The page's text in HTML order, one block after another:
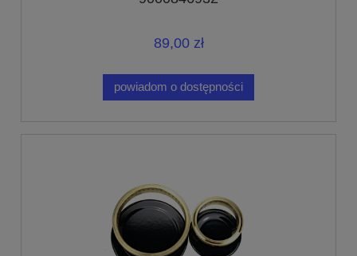
89,00 zł
powiadom o dostępności